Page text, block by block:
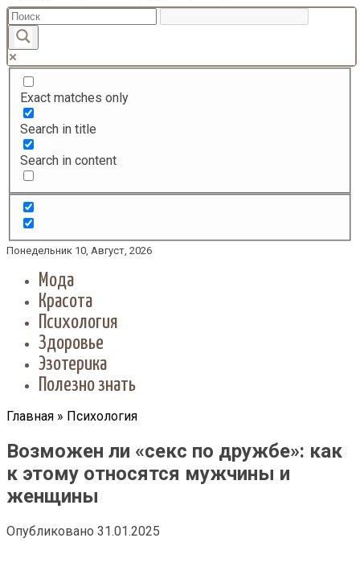
Exact matches only
Search in title
Search in content
Понедельник 10, Август, 2026
Мода
Красота
Психология
Здоровье
Эзотерика
Полезно знать
Главная » Психология
Возможен ли «секс по дружбе»: как
к этому относятся мужчины и
женщины
Опубликовано 31.01.2025